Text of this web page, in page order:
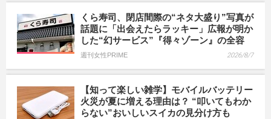
くら寿司、閉店間際の“ネタ大盛り”写真が
話題に「出会えたらラッキー」広報が明か
した“幻サービス”『得々ゾーン』の全容
週刊女性PRIME 2026/8/7
【知って楽しい雑学】モバイルバッテリー
火災が夏に増える理由は？ “叩いてもわか
らない”おいしいスイカの見分け方も